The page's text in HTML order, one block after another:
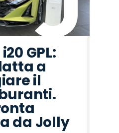
GPL:
a
il
da Jolly